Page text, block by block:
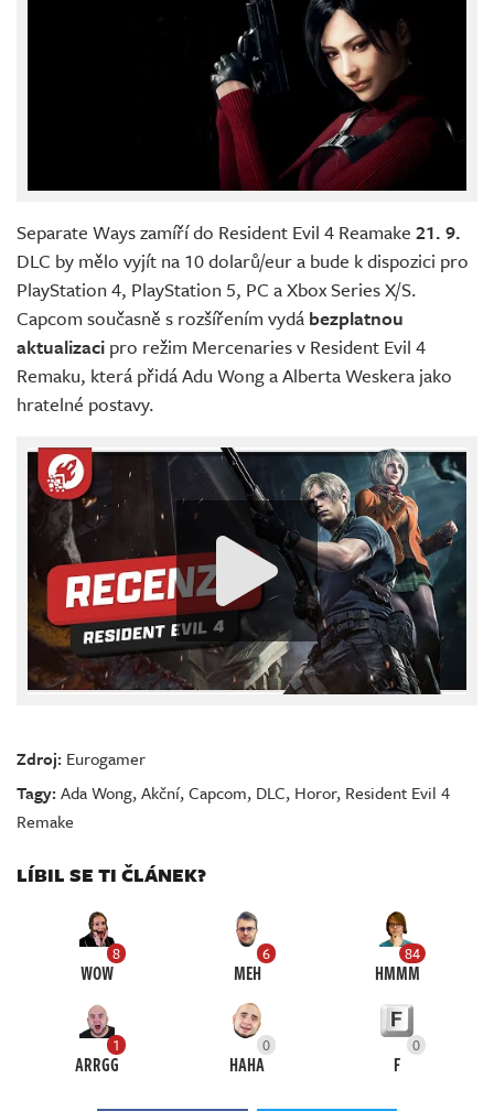
Separate Ways zamíří do Resident Evil 4 Reamake 21. 9.
DLC by mělo vyjít na 10 dolarů/eur a bude k dispozici pro
PlayStation 4, PlayStation 5, PC a Xbox Series X/S.
Capcom současně s rozšířením vydá bezplatnou
aktualizaci pro režim Mercenaries v Resident Evil 4
Remaku, která přidá Adu Wong a Alberta Weskera jako
hratelné postavy.
Zdroj: Eurogamer
Tagy:Ada Wong,Akční,Capcom, DLC, Horor, Resident Evil 4
Remake
LÍBIL SE TI ČLÁNEK?
8
WOW
6
MEH
84
HMMM
1
ARRGG
0
HAHA
0
F